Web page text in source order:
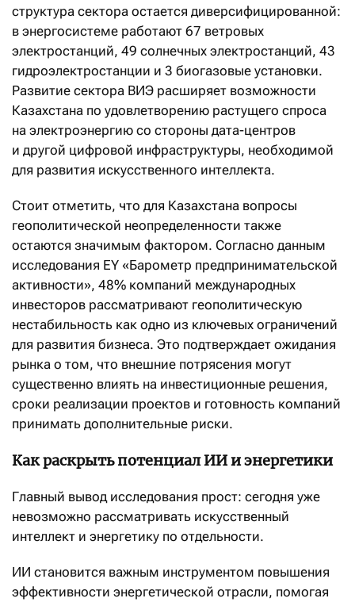
структура сектора остается диверсифицированной:
в энергосистеме работают 67 ветровых
электростанций, 49 солнечных электростанций, 43
гидроэлектростанции и 3 биогазовые установки.
Развитие сектора ВИЭ расширяет возможности
Казахстана по удовлетворению растущего спроса
на электроэнергию со стороны дата-центров
и другой цифровой инфраструктуры, необходимой
для развития искусственного интеллекта.
Стоит отметить, что для Казахстана вопросы
геополитической неопределенности также
остаются значимым фактором. Согласно данным
исследования EY «Барометр предпринимательской
активности», 48% компаний международных
инвесторов рассматривают геополитическую
нестабильность как одно из ключевых ограничений
для развития бизнеса. Это подтверждает ожидания
рынка о том, что внешние потрясения могут
существенно влиять на инвестиционные решения,
сроки реализации проектов и готовность компаний
принимать дополнительные риски.
Как раскрыть потенциал ИИ и энергетики
Главный вывод исследования прост: сегодня уже
невозможно рассматривать искусственный
интеллект и энергетику по отдельности.
ИИ становится важным инструментом повышения
эффективности энергетической отрасли, помогая